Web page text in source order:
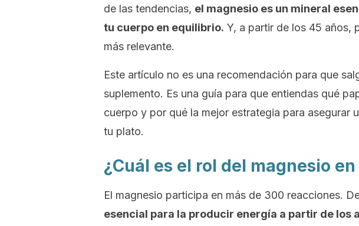
de las tendencias, el magnesio es un mineral
tu cuerpo en equilibrio. Y, a partir de los 45 años,
más relevante.
Este artículo no es una recomendación para que
suplemento. Es una guía para que entiendas qué
cuerpo y por qué la mejor estrategia para asegurar
tu plato.
¿Cuál es el rol del magnesio
El magnesio participa en más de 300 reacciones.
esencial para la producir energía a partir de los